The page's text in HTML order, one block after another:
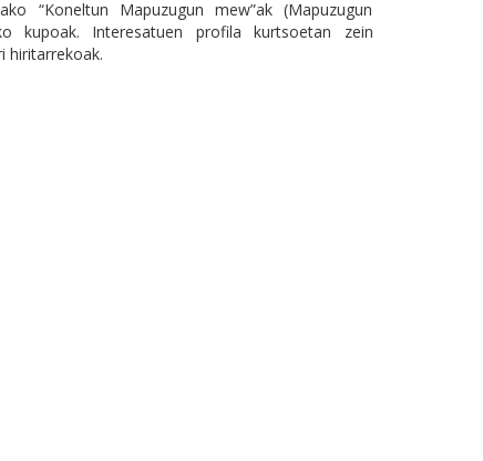
“Koneltun Mapuzugun mew”ak (Mapuzugun
kupoak. Interesatuen profila kurtsoetan zein
hiritarrekoak.